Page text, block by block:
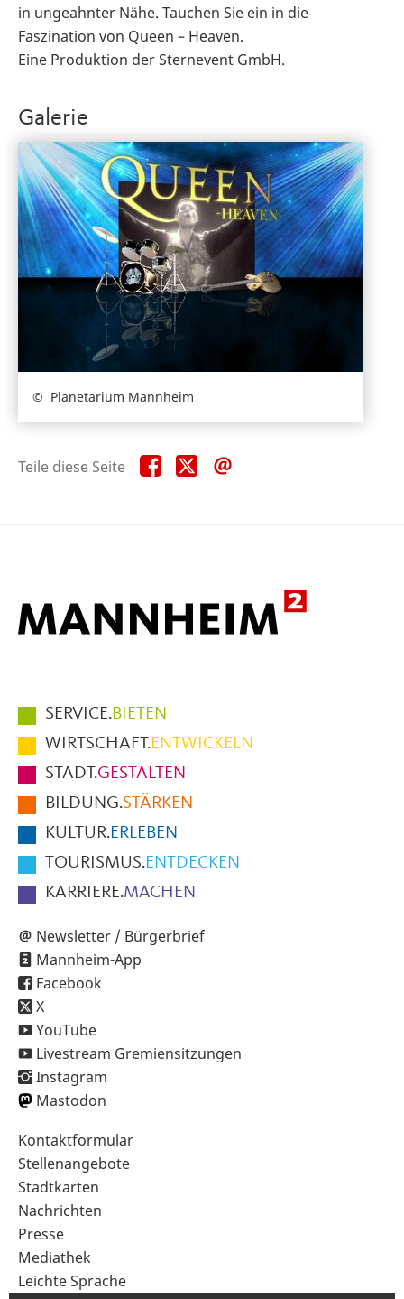
in ungeahnter Nähe. Tauchen Sie ein in die
Faszination von Queen – Heaven.
Eine Produktion der Sternevent GmbH.
Galerie
Planetarium Mannheim
Teile diese Seite Teile
diese
Teile
diese
Hauptmenüpunkte
im
Fußbereich
der
Seite
SERVICE.BIETEN
WIRTSCHAFT.ENTWICKELN
STADT.GESTALTEN
BILDUNG.STÄRKEN
KULTUR.ERLEBEN
TOURISMUS.ENTDECKEN
KARRIERE.MACHEN
Newsletter / Bürgerbrief
Mannheim-App
Facebook
X
YouTube
Livestream Gremiensitzungen
Instagram
Mastodon
Sekundärnavigation
im
Fußbereich
Kontaktformular
Stellenangebote
Stadtkarten
Nachrichten
Presse
Mediathek
Leichte Sprache